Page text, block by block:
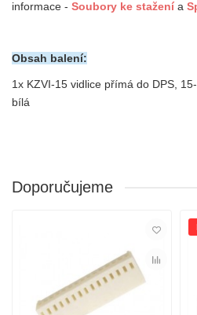
informace - Soubory ke stažení a
Obsah balení:
1x KZVI-15 vidlice přímá do DPS,
bílá
Doporučujeme